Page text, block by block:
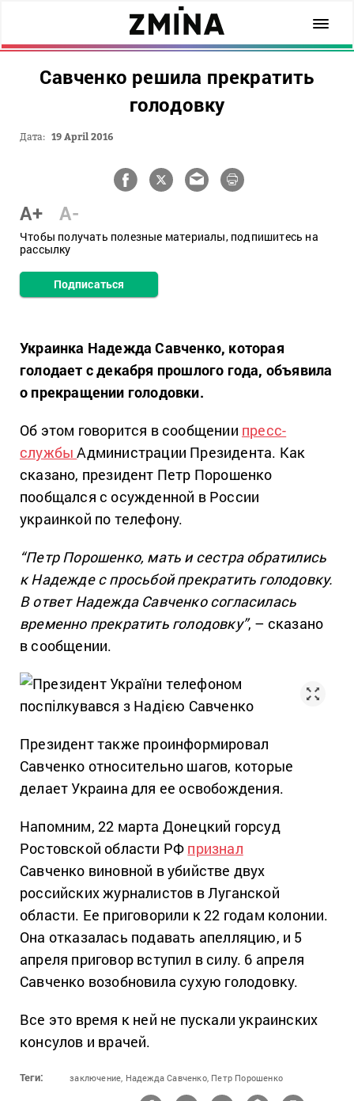
Савченко решила прекратить
голодовку
Дата: 19 April 2016
A+ A-
Чтобы получать полезные материалы, подпишитесь на
рассылку
Подписаться
Украинка Надежда Савченко, которая
голодает с декабря прошлого года, объявила
о прекращении голодовки.
Об этом говорится в сообщении пресс-
службыАдминистрации Президента. Как
сказано, президент Петр Порошенко
пообщался с осужденной в России
украинкой по телефону.
“Петр Порошенко, мать и сестра обратились
к Надежде с просьбой прекратить голодовку.
В ответ Надежда Савченко согласилась
временно прекратить голодовку”, – сказано
в сообщении.
Президент также проинформировал
Савченко относительно шагов, которые
делает Украина для ее освобождения.
Напомним, 22 марта Донецкий горсуд
Ростовской области РФ признал
Савченко виновной в убийстве двух
российских журналистов в Луганской
области. Ее приговорили к 22 годам колонии.
Она отказалась подавать апелляцию, и 5
апреля приговор вступил в силу. 6 апреля
Савченко возобновила сухую голодовку.
Все это время к ней не пускали украинских
консулов ​​и врачей.
Теги: заключение, Надежда Савченко, Петр Порошенко